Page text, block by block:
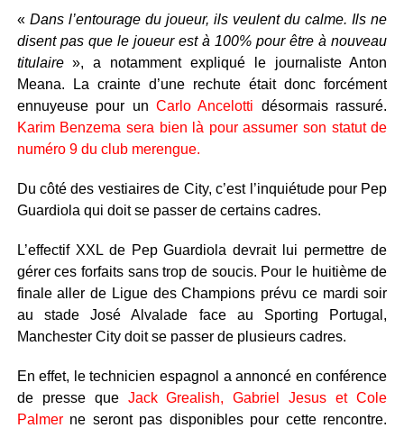
« Dans l’entourage du joueur, ils veulent du calme. Ils ne
disent pas que le joueur est à 100% pour être à nouveau
titulaire», a notamment expliqué le journaliste Anton
Meana. La crainte d’une rechute était donc forcément
ennuyeuse pour un Carlo Ancelotti désormais rassuré.
Karim Benzema sera bien là pour assumer son statut de
numéro 9 du club merengue.
Du côté des vestiaires de City, c’est l’inquiétude pour Pep
Guardiola qui doit se passer de certains cadres.
L’effectif XXL de Pep Guardiola devrait lui permettre de
gérer ces forfaits sans trop de soucis. Pour le huitième de
finale aller de Ligue des Champions prévu ce mardi soir
au stade José Alvalade face au Sporting Portugal,
Manchester City doit se passer de plusieurs cadres.
En effet, le technicien espagnol a annoncé en conférence
de presse que Jack Grealish, Gabriel Jesus et Cole
Palmerne seront pas disponibles pour cette rencontre.